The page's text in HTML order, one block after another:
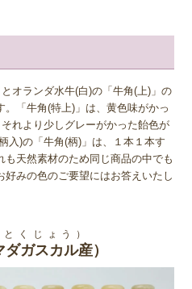
素材なので、適切な手入れをしな
ことがあります。急激な温度変化
保護するために、必ず専用のケー
う。空気が乾燥しやすい冬季は特
うにしましょう。また、直射日光
での保管が理想です。主成分はタ
しまうこともありますので、個別
い布やティッシュで拭き取り、早め
オランダ水牛(白)の「牛角(上)」の
「牛角(特上)」は、黄色味がかっ
れより少しグレーがかった飴色が
入)の「牛角(柄)」は、１本１本す
天然素材のため同じ商品の中でも
みの色のご要望にはお答えいたし
くじょう）
ガスカル産）